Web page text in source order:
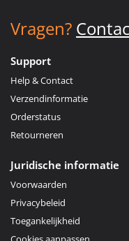
Vragen?
Support
Help & Contact
Verzendinformatie
Orderstatus
Retourneren
Juridische informatie
Voorwaarden
Privacybeleid
Toegankelijkheid